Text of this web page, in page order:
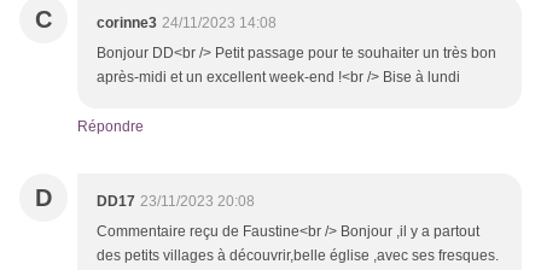
C corinne3 24/11/2023 14:08
Bonjour DD<br /> Petit passage pour te souhaiter un très bon
après-midi et un excellent week-end !<br /> Bise à lundi
Répondre
D DD17 23/11/2023 20:08
Commentaire reçu de Faustine<br /> Bonjour ,il y a partout
des petits villages à découvrir,belle église ,avec ses fresques.